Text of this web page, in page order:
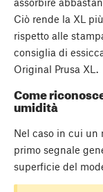
Ciò rende la XL
rispetto alle
consiglia di
Original Prusa XL.
Come
umidità
Nel caso in cui un
primo segnale
superficie del